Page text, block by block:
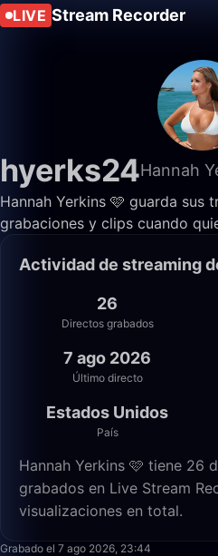
LIVE Stream Recorder
hyerks24Hannah
Hannah Yerkins 🩷 guarda sus
grabaciones y clips cuando
Actividad de streaming
26
Directos grabados
7 ago 2026
Último directo
Estados Unidos
País
Hannah Yerkins 🩷 tiene 26
grabados en Live Stream
visualizaciones en total.
Grabado el 7 ago 2026, 23:44